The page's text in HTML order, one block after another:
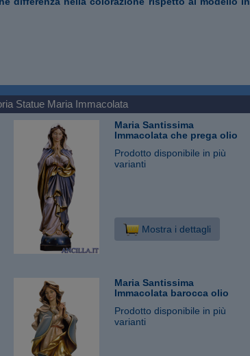
Statue Maria Immacolata
Maria Santissima
Immacolata che prega olio
Prodotto disponibile in più
varianti
Mostra i dettagli
Maria Santissima
Immacolata barocca olio
Prodotto disponibile in più
varianti